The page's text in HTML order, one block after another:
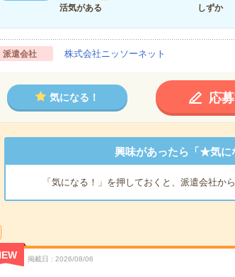
活気がある
しずか
派遣会社 株式会社ニッソーネット
気になる！ 応
興味があったら「★気に
「気になる！」を押しておくと、派遣会社から
掲載日 2026/08/06